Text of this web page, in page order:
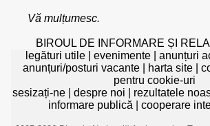
Vă mulțumesc.
BIROUL DE INFORMARE ȘI
legături utile
evenimente anunțuri
anunțuri/posturi vacante
harta site
pentru cookie-uri
sesizați-ne| despre noi rezultatele
informare publică
cooperare